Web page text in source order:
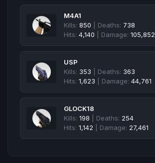
M4A1
Kills: 850 | Deaths: 738
Hits: 4,140 | Damage: 105,852
USP
Kills: 353 | Deaths: 363
Hits: 1,623 | Damage: 44,761
GLOCK18
Kills: 198 | Deaths: 254
Hits: 1,142 | Damage: 27,461